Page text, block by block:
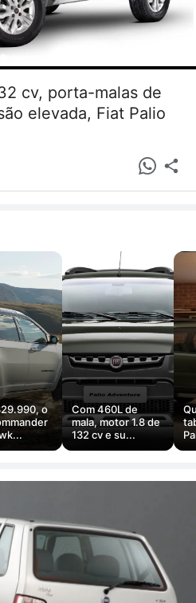
cv, porta-malas de
elevada, Fiat Palio
o
Com 460L de
mala, motor 1.8 de
132 cv e su...